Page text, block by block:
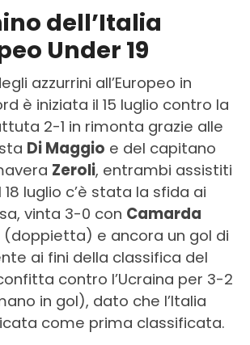
dell’Italia
Under 19
azzurrini all’Europeo in
è iniziata il 15 luglio contro la
2-1 in rimonta grazie alle
Di Maggio e del capitano
Zeroli, entrambi assistiti
18 luglio c’è stata la sfida ai
vinta 3-0 con Camarda
e ancora un gol di
ai fini della classifica del
contro l’Ucraina per 3-2
in gol), dato che l’Italia
come prima classificata.